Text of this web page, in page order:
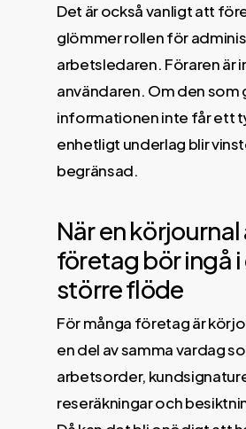
Det är också vanligt att
glömmer rollen för
arbetsledaren. Föraren är
användaren. Om den som
informationen inte får ett
enhetligt underlag blir
begränsad.
När en
företag bör ingå
större flöde
För många företag är
en del av samma vardag
arbetsorder,
reseräkningar och